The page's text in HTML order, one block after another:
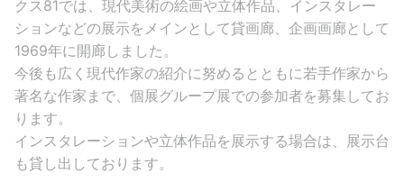
クス81では、現代美術の絵画や立体作品、インスタレー
ションなどの展示をメインとして貸画廊、企画画廊として
1969年に開廊しました。
今後も広く現代作家の紹介に努めるとともに若手作家から
著名な作家まで、個展グループ展での参加者を募集してお
ります。
インスタレーションや立体作品を展示する場合は、展示台
も貸し出しております。